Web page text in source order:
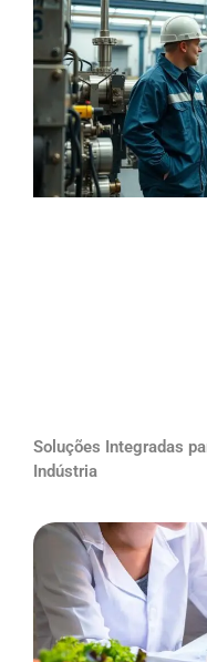
Soluções Integradas
Indústria